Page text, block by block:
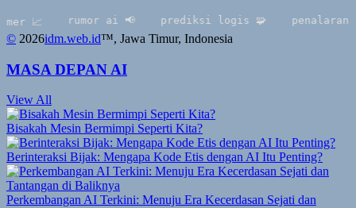
📈 rumor ai 📢 prediksi logis 🧩 penalaran 📌
© 2026idm.web.id™, Jawa Timur, Indonesia
MASA DEPAN AI
View All
Bisakah Mesin Bermimpi Seperti Kita?
Berinteraksi Bijak: Mengapa Kode Etis dengan AI Itu Penting?
Perkembangan AI Terkini: Menuju Era Kecerdasan Sejati dan